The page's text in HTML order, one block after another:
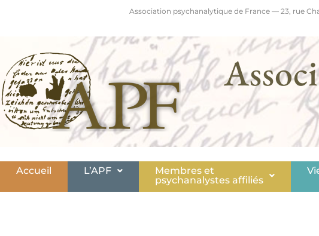
Association psychanalytique de France — 23, rue
Accueil L’APF
Membres et
psychanalystes affiliés